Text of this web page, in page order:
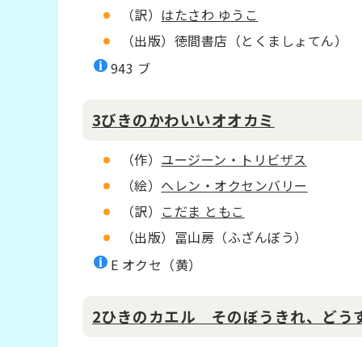
（訳） はたさわ ゆうこ
（出版）徳間書店（とくましょてん）
943 ブ
3びきのかわいいオオカミ
（作） ユージーン・トリビザス
（絵） ヘレン・オクセンバリー
（訳） こだま ともこ
（出版）冨山房（ふざんぼう）
E オクセ（黄）
2ひきのカエル そのぼうきれ、どう